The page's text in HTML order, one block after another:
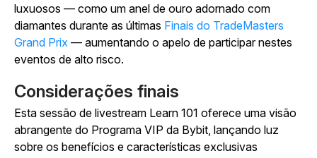
luxuosos — como um anel de ouro adornado com
diamantes durante as últimas Finais do TradeMasters
Grand Prix — aumentando o apelo de participar nestes
eventos de alto risco.
Considerações finais
Esta sessão de livestream Learn 101 oferece uma visão
abrangente do Programa VIP da Bybit, lançando luz
sobre os benefícios e características exclusivas